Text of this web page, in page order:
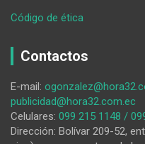
Código de ética
Violencia
en
los
19
homicidios
Contactos
E-mail:
publicidad@hora32.com.ec
Celulares: 099 215 1148 /
Dirección: Bolívar 209-52,